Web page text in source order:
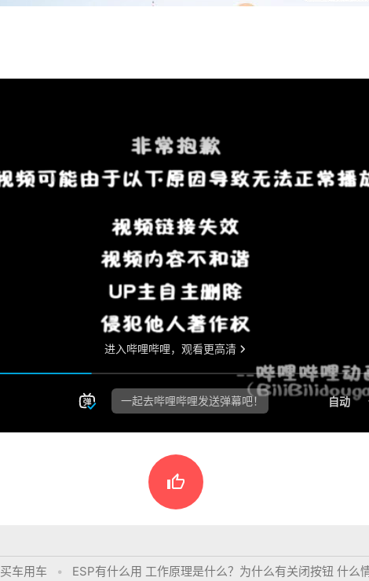

买车用车 • ESP有什么用 工作原理是什么？为什么有关闭按钮 什么